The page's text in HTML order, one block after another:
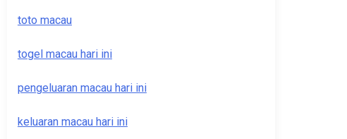
toto macau
togel macau hari ini
pengeluaran macau hari ini
keluaran macau hari ini